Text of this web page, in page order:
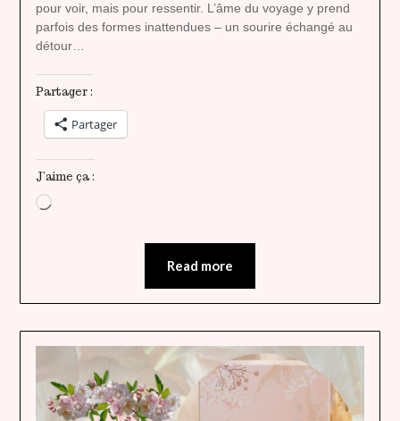
pour voir, mais pour ressentir. L’âme du voyage y prend
parfois des formes inattendues – un sourire échangé au
détour…
Partager :
Partager
J’aime ça :
Chargement…
Read more